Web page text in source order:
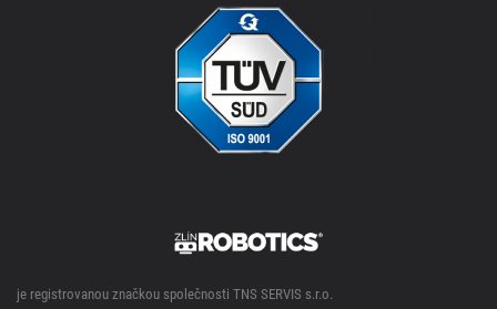
je registrovanou značkou společnosti TNS SERVIS s.r.o.